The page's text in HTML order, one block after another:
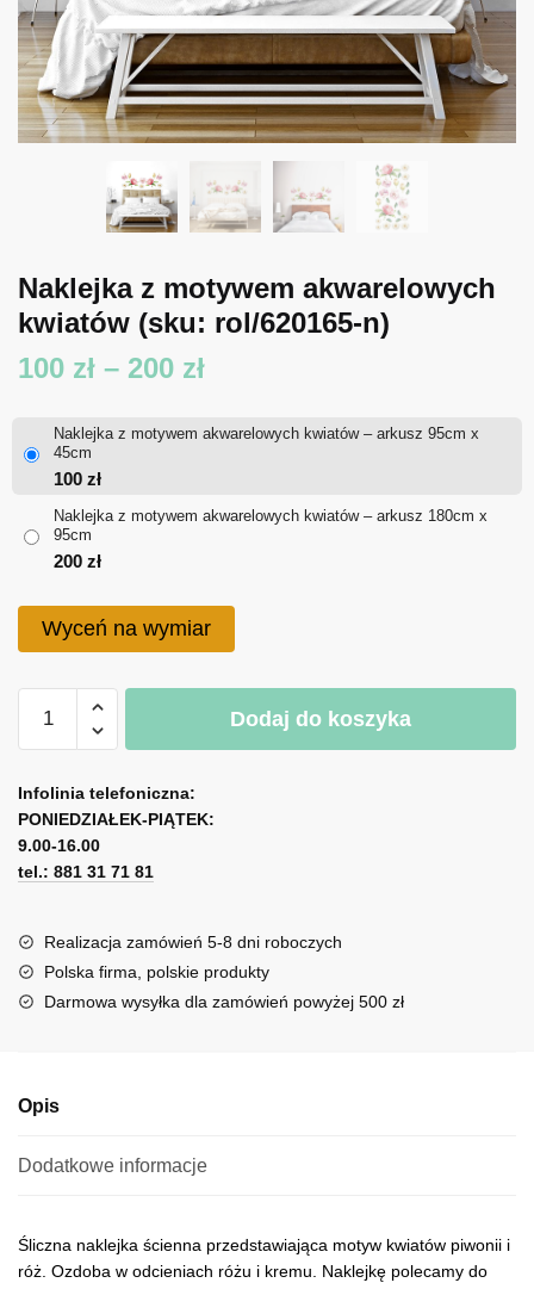
Naklejka z motywem akwarelowych
kwiatów (sku: rol/620165-n)
100 zł – 200 złZakres
100 zł
Naklejka z motywem akwarelowych kwiatów – arkusz 95cm x
45cm
100 zł
Naklejka z motywem akwarelowych kwiatów – arkusz 180cm x
95cm
200 zł
Wyceń na wymiar
Naklejka
motywem
akwarelowych
kwiatów
Dodaj do koszyka
l
t
e
r
a
t
i
Infolinia telefoniczna:
PONIEDZIAŁEK-PIĄTEK:
9.00-16.00
tel.: 881 31 71 81
Realizacja zamówień 5-8 dni roboczych
Polska firma, polskie produkty
Darmowa wysyłka dla zamówień powyżej 500 zł
Opis
Dodatkowe informacje
Śliczna naklejka ścienna przedstawiająca motyw kwiatów piwonii i
róż. Ozdoba w odcieniach różu i kremu. Naklejkę polecamy do